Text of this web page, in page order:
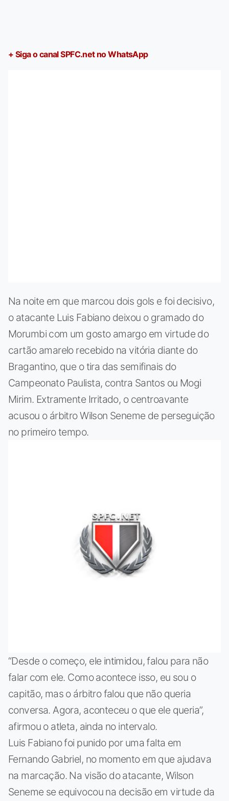
+ Siga o canal SPFC.net no WhatsApp
Na noite em que marcou dois gols e foi decisivo,
o atacante Luis Fabiano deixou o gramado do
Morumbi com um gosto amargo em virtude do
cartão amarelo recebido na vitória diante do
Bragantino, que o tira das semifinais do
Campeonato Paulista, contra Santos ou Mogi
Mirim. Extramente Irritado, o centroavante
acusou o árbitro Wilson Seneme de perseguição
no primeiro tempo.
“Desde o começo, ele intimidou, falou para não
falar com ele. Como acontece isso, eu sou o
capitão, mas o árbitro falou que não queria
conversa. Agora, aconteceu o que ele queria”,
afirmou o atleta, ainda no intervalo.
Luis Fabiano foi punido por uma falta em
Fernando Gabriel, no momento em que ajudava
na marcação. Na visão do atacante, Wilson
Seneme se equivocou na decisão em virtude da